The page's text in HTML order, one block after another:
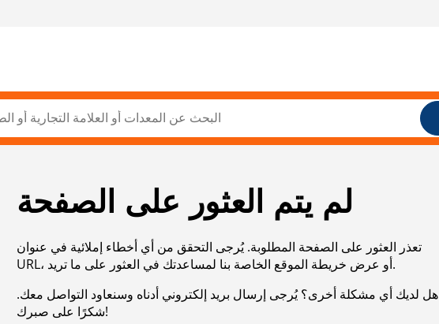
لم يتم العثور على الصفحة
تعذر العثور على الصفحة المطلوبة. يُرجى التحقق من أي أخطاء إملائية في عنوان
URL، أو عرض خريطة الموقع الخاصة بنا لمساعدتك في العثور على ما تريد.
هل لديك أي مشكلة أخرى؟ يُرجى إرسال بريد إلكتروني أدناه وسنعاود التواصل معك.
شكرًا على صبرك!